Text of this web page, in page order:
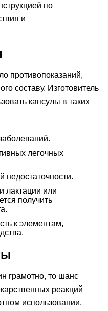
по
и
противопоказаний,
составу. Изготовитель
капсулы в таких
легочных
недостаточности.
или
получить
к элементам,
грамотно, то шанс
реакций
использовании,